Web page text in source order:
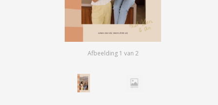
Afbeelding 1 van 2